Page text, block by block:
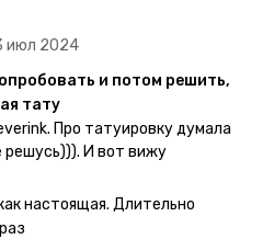
июл 2024
и потом решить,
тату
Про татуировку думала
решусь))). И вот вижу
Тату на любой вкус.
Выглядит как настоящая.
Обязательно закажу ещё.
настоящая. Длительно